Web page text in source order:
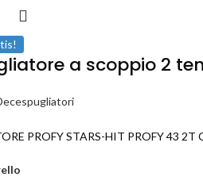
a scoppio 2
PROFY STARS-HIT PROFY 43 2T